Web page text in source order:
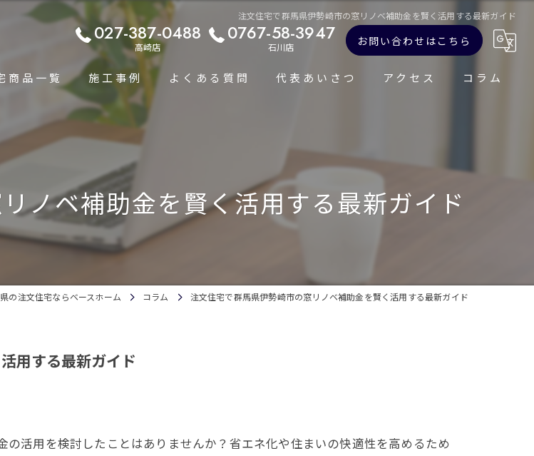
注文住宅で群馬県伊勢崎市の窓リノベ補助金を賢く活用する最新ガイド
027-387-0488
高崎店
0767-58-3947
石川店 お問い合わせはこちら
商品一覧
住宅専門ページ
住宅プラン
者・小家族向け規格住宅
施工事例 よくある質問 代表あいさつ アクセス コラム
ノベ補助金を賢く活用する最新ガイド
の注文住宅ならベースホーム コラム 注文住宅で群馬県伊勢崎市の窓リノベ補助金を賢く活用する最新ガイド
用する最新ガイド
活用を検討したことはありませんか？省エネ化や住まいの快適性を高めるため